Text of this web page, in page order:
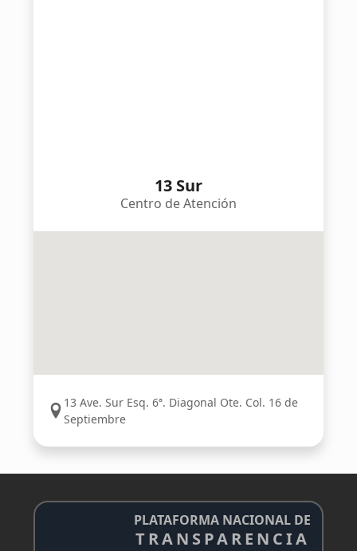
13 Sur
Centro de Atención
13 Ave. Sur Esq. 6ª. Diagonal Ote. Col. 16 de
Septiembre
PLATAFORMA NACIONAL DE
TRANSPARENCIA